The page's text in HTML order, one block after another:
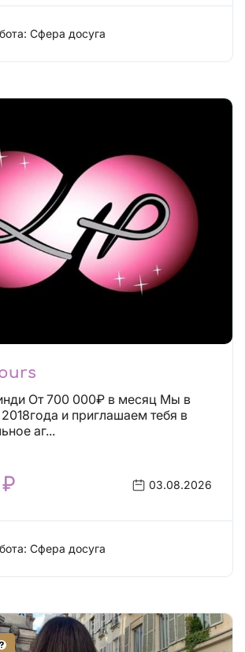
Сфера досуга
Мы в
и приглашаем тебя в
аг...
03.08.2026
Сфера досуга